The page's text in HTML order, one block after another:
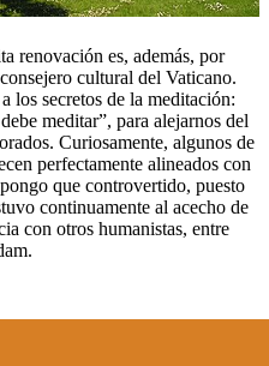
renovación es, además, por
cultural del Vaticano.
los secretos de la meditación:
meditar”, para alejarnos del
Curiosamente, algunos de
perfectamente alineados con
que controvertido, puesto
continuamente al acecho de
con otros humanistas, entre